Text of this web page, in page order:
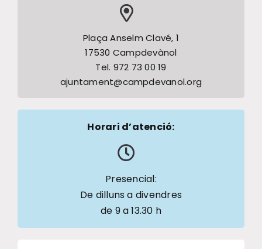
Plaça Anselm Clavé, 1
17530 Campdevànol
Tel. 972 73 00 19
ajuntament@campdevanol.org
Horari d’atenció:
Presencial:
De dilluns a divendres
de 9 a 13.30 h